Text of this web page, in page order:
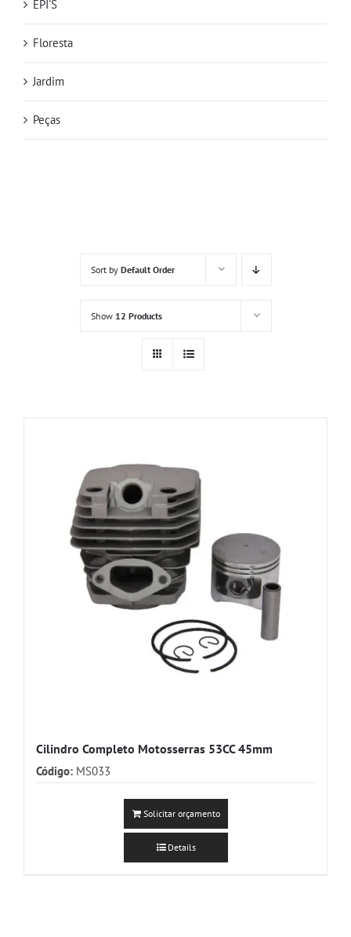
Sort by Default Order
Show 12 Products
Cilindro Completo Motosserras 53CC 45mm
Código: MS033
Solicitar orçamento
Details
EPI'S
Floresta
Jardim
Peças